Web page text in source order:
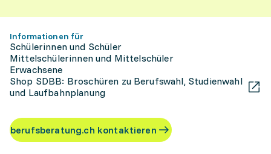
Informationen für
Schülerinnen und Schüler
Mittelschülerinnen und Mittelschüler
Erwachsene
Shop SDBB: Broschüren zu Berufswahl, Studienwahl
und Laufbahnplanung
berufsberatung.ch kontaktieren